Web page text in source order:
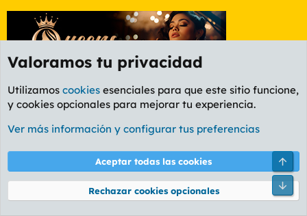
Foro Cine
Cookies
PL OLDSTYLE AMARILLO
Términos y reglas Política de privacidad Ayuda
Community platform by XenForo® © 2010-2026 XenForo Ltd.
Valoramos tu privacidad
Utilizamos cookies esenciales para que este sitio funcione,
y cookies opcionales para mejorar tu experiencia.
Ver más información y configurar tus preferencias
Aceptar todas las cookies
Rechazar cookies opcionales
Pie